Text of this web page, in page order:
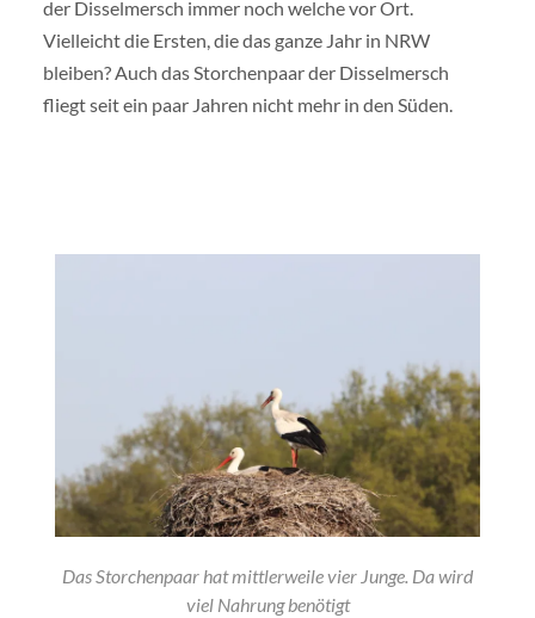
der Disselmersch immer noch welche vor Ort.
Vielleicht die Ersten, die das ganze Jahr in NRW
bleiben? Auch das Storchenpaar der Disselmersch
fliegt seit ein paar Jahren nicht mehr in den Süden.
Das Storchenpaar hat mittlerweile vier Junge. Da wird
viel Nahrung benötigt